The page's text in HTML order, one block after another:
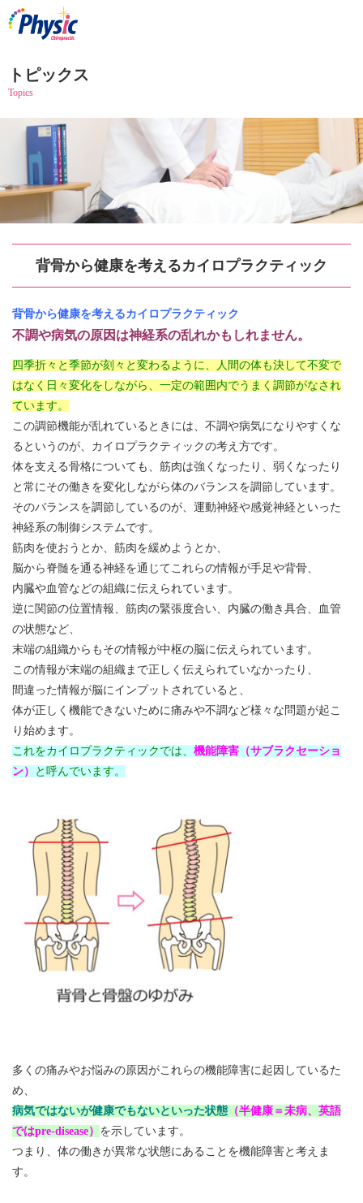
トピックス
Topics
背骨から健康を考えるカイロプラクティック
背骨から健康を考えるカイロプラクティック
不調や病気の原因は神経系の乱れかもしれません。
四季折々と季節が刻々と変わるように、人間の体も決して不変で
はなく日々変化をしながら、一定の範囲内でうまく調節がなされ
ています。
この調節機能が乱れているときには、不調や病気になりやすくな
るというのが、カイロプラクティックの考え方です。
体を支える骨格についても、筋肉は強くなったり、弱くなったり
と常にその働きを変化しながら体のバランスを調節しています。
そのバランスを調節しているのが、運動神経や感覚神経といった
神経系の制御システムです。
筋肉を使おうとか、筋肉を緩めようとか、
脳から脊髄を通る神経を通じてこれらの情報が手足や背骨、
内臓や血管などの組織に伝えられています。
逆に関節の位置情報、筋肉の緊張度合い、内臓の働き具合、血管
の状態など、
末端の組織からもその情報が中枢の脳に伝えられています。
この情報が末端の組織まで正しく伝えられていなかったり、
間違った情報が脳にインプットされていると、
体が正しく機能できないために痛みや不調など様々な問題が起こ
り始めます。
これをカイロプラクティックでは、 機能障害（サブラクセーショ
ン）
と呼んでいます。
多くの痛みやお悩みの原因がこれらの機能障害に起因しているた
め、
病気ではないが健康でもないといった状態 （半健康＝未病、英語
ではpre-disease） を示しています。
つまり、体の働きが異常な状態にあることを機能障害と考えま
す。